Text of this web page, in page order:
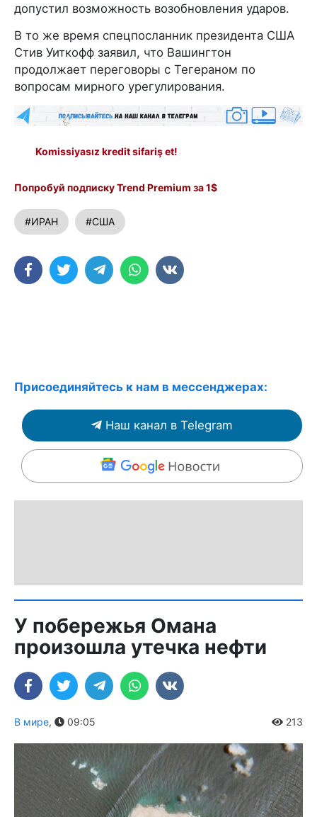
допустил возможность возобновления ударов.
В то же время спецпосланник президента США
Стив Уиткофф заявил, что Вашингтон
продолжает переговоры с Тегераном по
вопросам мирного урегулирования.
Komissiyasız kredit sifariş et!
Попробуй подписку Trend Premium за 1$
#ИРАН #США
Присоединяйтесь к нам в мессенджерах:
Наш канал в Telegram
У побережья Омана
произошла утечка нефти
В мире, 09:05 213